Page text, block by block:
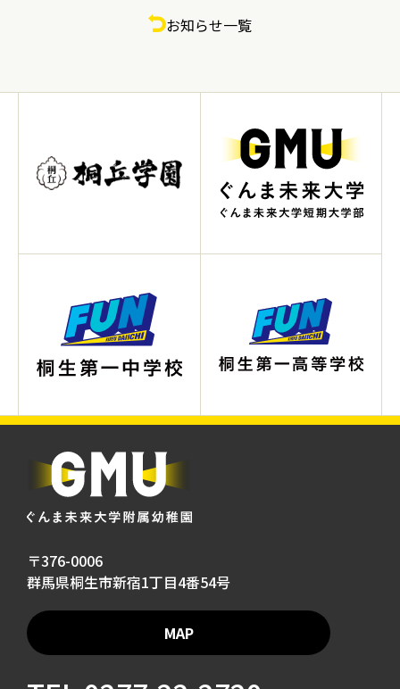
お知らせ一覧
〒376-0006
群馬県桐生市新宿1丁目4番54号
MAP